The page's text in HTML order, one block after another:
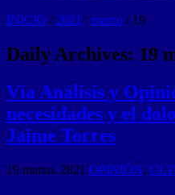
INICIO / 2021 / marzo / 19
Daily Archives: 19
Vía Análisis y
necesidades y el
Jaime Torres
19 marzo, 2021 OPINIÓN,